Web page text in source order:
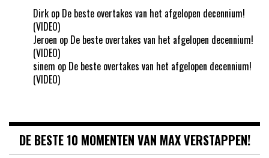
Dirk op De beste overtakes van het afgelopen decennium!
(VIDEO)
Jeroen op De beste overtakes van het afgelopen decennium!
(VIDEO)
sinem op De beste overtakes van het afgelopen decennium!
(VIDEO)
DE BESTE 10 MOMENTEN VAN MAX VERSTAPPEN!